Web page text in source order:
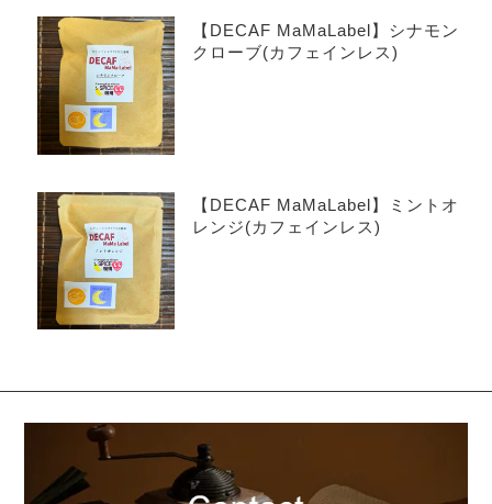
【DECAF MaMaLabel】シナモン
クローブ(カフェインレス)
【DECAF MaMaLabel】ミントオ
レンジ(カフェインレス)